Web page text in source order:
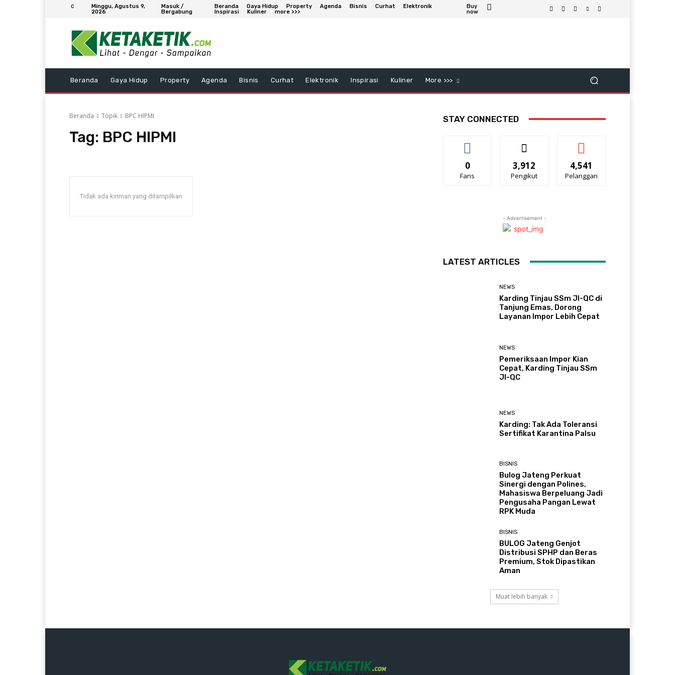
C
Minggu, Agustus 9,
2026
Masuk /
Bergabung
Beranda Gaya Hidup Property Agenda Bisnis Curhat
Elektronik
Inspirasi
Kuliner more >>>
Buy
now
Beranda Gaya Hidup Property Agenda Bisnis Curhat Elektronik Inspirasi Kuliner More >>>
Beranda Topik BPC HIPMI
Tag: BPC HIPMI
Tidak ada kiriman yang ditampilkan
STAY CONNECTED
0
Fans
3,912
Pengikut
4,541
Pelanggan
- Advertisement -
LATEST ARTICLES
NEWS
Karding Tinjau SSm JI-QC di
Tanjung Emas, Dorong
Layanan Impor Lebih Cepat
NEWS
Pemeriksaan Impor Kian
Cepat, Karding Tinjau SSm
JI-QC
NEWS
Karding: Tak Ada Toleransi
Sertifikat Karantina Palsu
BISNIS
Bulog Jateng Perkuat
Sinergi dengan Polines,
Mahasiswa Berpeluang Jadi
Pengusaha Pangan Lewat
RPK Muda
BISNIS
BULOG Jateng Genjot
Distribusi SPHP dan Beras
Premium, Stok Dipastikan
Aman
Muat lebih banyak